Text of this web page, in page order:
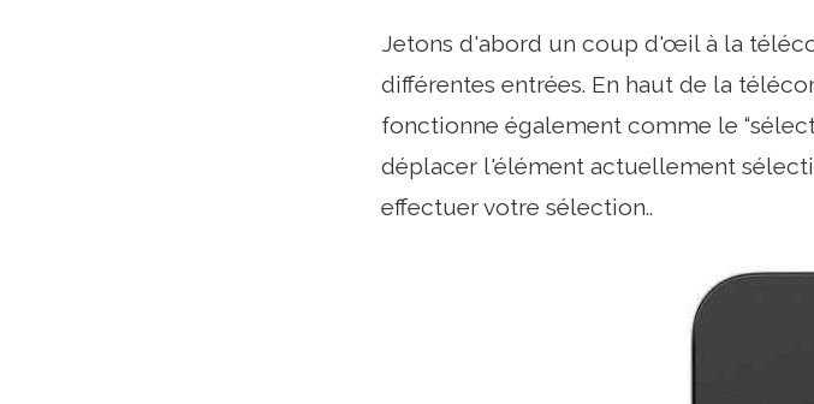
Jetons d'abord un coup d'œil à la
différentes entrées. En haut de la
fonctionne également comme le
déplacer l'élément actuellement
effectuer votre sélection..